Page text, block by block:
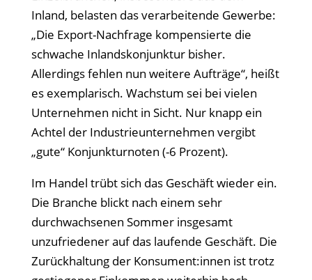
Inland, belasten das verarbeitende Gewerbe:
„Die Export-Nachfrage kompensierte die
schwache Inlandskonjunktur bisher.
Allerdings fehlen nun weitere Aufträge“, heißt
es exemplarisch. Wachstum sei bei vielen
Unternehmen nicht in Sicht. Nur knapp ein
Achtel der Industrieunternehmen vergibt
„gute“ Konjunkturnoten (-6 Prozent).
Im Handel trübt sich das Geschäft wieder ein.
Die Branche blickt nach einem sehr
durchwachsenen Sommer insgesamt
unzufriedener auf das laufende Geschäft. Die
Zurückhaltung der Konsument:innen ist trotz